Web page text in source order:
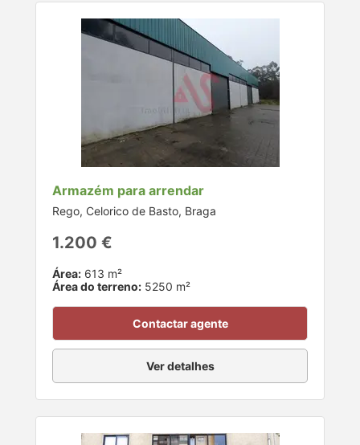
Armazém para arrendar
Rego, Celorico de Basto, Braga
1.200 €
Área: 613 m²
Área do terreno: 5250 m²
Contactar agente
Ver detalhes